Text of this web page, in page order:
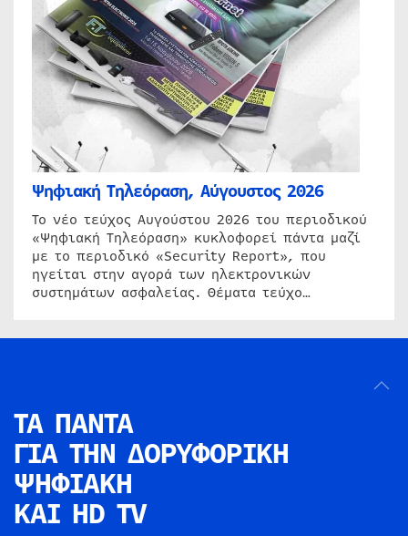
Ψηφιακή Τηλεόραση, Αύγουστος 2026
Το νέο τεύχος Αυγούστου 2026 του περιοδικού
«Ψηφιακή Τηλεόραση» κυκλοφορεί πάντα μαζί
με το περιοδικό «Security Report», που
ηγείται στην αγορά των ηλεκτρονικών
συστημάτων ασφαλείας. Θέματα τεύχο…
ΤΑ ΠΑΝΤΑ
ΓΙΑ ΤΗΝ ΔΟΡΥΦΟΡΙΚΗ
ΨΗΦΙΑΚΗ
ΚΑΙ HD TV